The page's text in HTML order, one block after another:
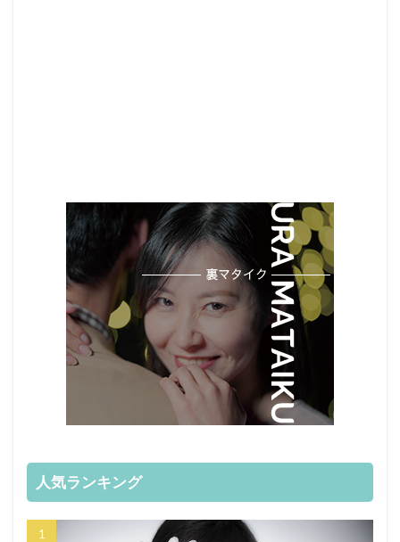
人気ランキング